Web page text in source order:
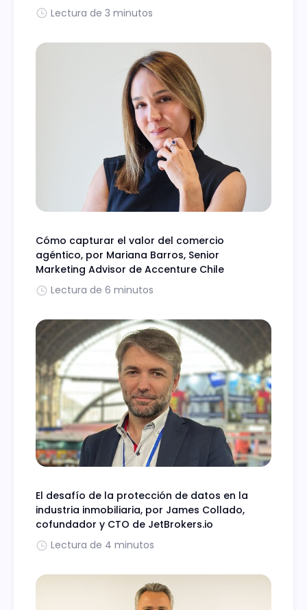
Lectura de 3 minutos
Cómo capturar el valor del comercio
agéntico, por Mariana Barros, Senior
Marketing Advisor de Accenture Chile
Lectura de 6 minutos
El desafío de la protección de datos en la
industria inmobiliaria, por James Collado,
cofundador y CTO de JetBrokers.io
Lectura de 4 minutos